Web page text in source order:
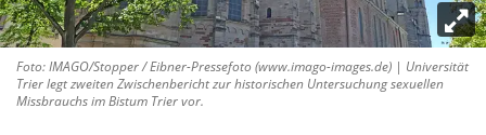
Foto: IMAGO/Stopper / Eibner-Pressefoto (www.imago-images.de) | Universität
Trier legt zweiten Zwischenbericht zur historischen Untersuchung sexuellen
Missbrauchs im Bistum Trier vor.